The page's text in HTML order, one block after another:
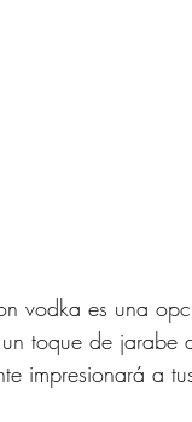
vodka es una
toque de
impresionará a